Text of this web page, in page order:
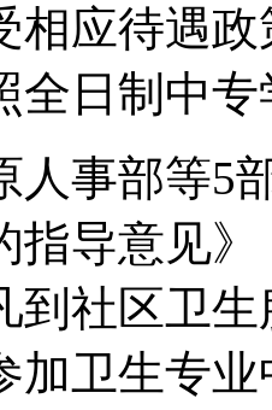
相应待遇
全日制中
人事部等
指导意见
到社区卫
加卫生专